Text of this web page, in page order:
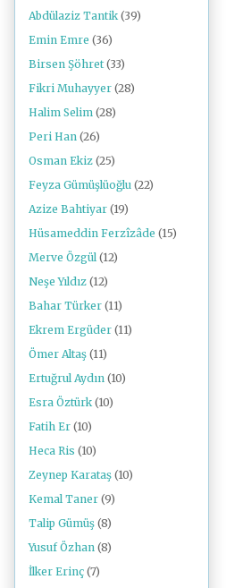
Abdülaziz Tantik (39)
Emin Emre (36)
Birsen Şöhret (33)
Fikri Muhayyer (28)
Halim Selim (28)
Peri Han (26)
Osman Ekiz (25)
Feyza Gümüşlüoğlu (22)
Azize Bahtiyar (19)
Hüsameddin Ferzîzâde (15)
Merve Özgül (12)
Neşe Yıldız (12)
Bahar Türker (11)
Ekrem Ergüder (11)
Ömer Altaş (11)
Ertuğrul Aydın (10)
Esra Öztürk (10)
Fatih Er (10)
Heca Ris (10)
Zeynep Karataş (10)
Kemal Taner (9)
Talip Gümüş (8)
Yusuf Özhan (8)
İlker Erinç (7)